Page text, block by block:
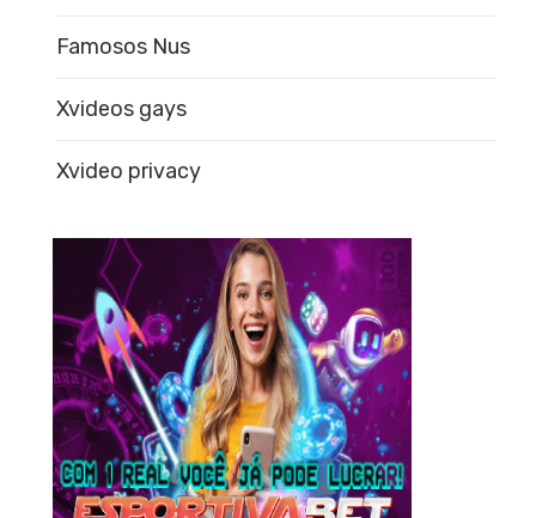
Famosos Nus
Xvideos gays
Xvideo privacy